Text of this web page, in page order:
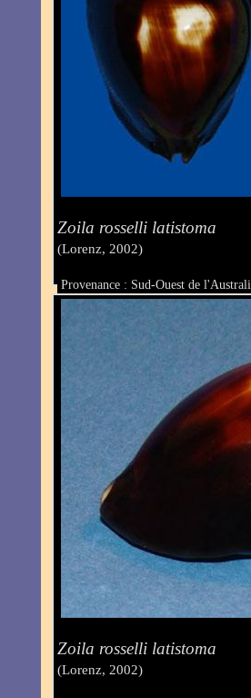
Zoila rosselli latistoma
(Lorenz, 2002)
Provenance : Sud-Ouest de
Taille : 46 mm
Zoila rosselli latistoma
(Lorenz, 2002)